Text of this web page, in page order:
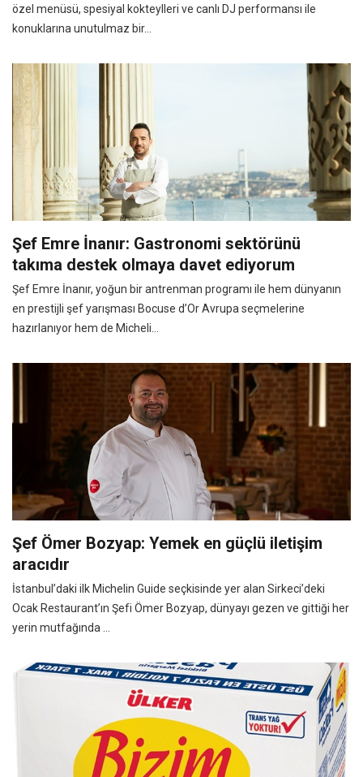
özel menüsü, spesiyal kokteylleri ve canlı DJ performansı ile
konuklarına unutulmaz bir...
Şef Emre İnanır: Gastronomi sektörünü
takıma destek olmaya davet ediyorum
Şef Emre İnanır, yoğun bir antrenman programı ile hem dünyanın
en prestijli şef yarışması Bocuse d’Or Avrupa seçmelerine
hazırlanıyor hem de Micheli...
Şef Ömer Bozyap: Yemek en güçlü iletişim
aracıdır
İstanbul’daki ilk Michelin Guide seçkisinde yer alan Sirkeci’deki
Ocak Restaurant’ın Şefi Ömer Bozyap, dünyayı gezen ve gittiği her
yerin mutfağında ...